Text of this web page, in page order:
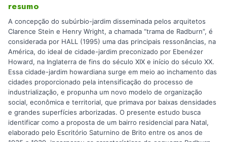
resumo
A concepção do subúrbio-jardim disseminada pelos arquitetos
Clarence Stein e Henry Wright, a chamada “trama de Radburn”, é
considerada por HALL (1995) uma das principais ressonâncias, na
América, do ideal de cidade-jardim preconizado por Ebenézer
Howard, na Inglaterra de fins do século XIX e início do século XX.
Essa cidade-jardim howardiana surge em meio ao inchamento das
cidades proporcionado pela intensificação do processo de
industrialização, e propunha um novo modelo de organização
social, econômica e territorial, que primava por baixas densidades
e grandes superfícies arborizadas. O presente estudo busca
identificar como a proposta de um bairro residencial para Natal,
elaborado pelo Escritório Saturnino de Brito entre os anos de